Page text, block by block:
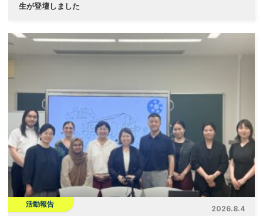
生が登壇しました
活動報告
2026.8.4